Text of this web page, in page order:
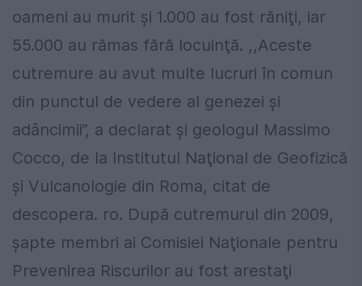
oameni au murit şi 1.000 au fost răniţi, iar
55.000 au rămas fără locuinţă. ,,Aceste
cutremure au avut multe lucruri în comun
din punctul de vedere al genezei şi
adâncimii”, a declarat și geologul Massimo
Cocco, de la Institutul Naţional de Geofizică
şi Vulcanologie din Roma, citat de
descopera. ro. După cutremurul din 2009,
şapte membri ai Comisiei Naţionale pentru
Prevenirea Riscurilor au fost arestaţi